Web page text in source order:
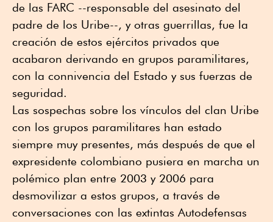
de las FARC --responsable del asesinato del
padre de los Uribe--, y otras guerrillas, fue la
creación de estos ejércitos privados que
acabaron derivando en grupos paramilitares,
con la connivencia del Estado y sus fuerzas de
seguridad.
Las sospechas sobre los vínculos del clan Uribe
con los grupos paramilitares han estado
siempre muy presentes, más después de que el
expresidente colombiano pusiera en marcha un
polémico plan entre 2003 y 2006 para
desmovilizar a estos grupos, a través de
conversaciones con las extintas Autodefensas